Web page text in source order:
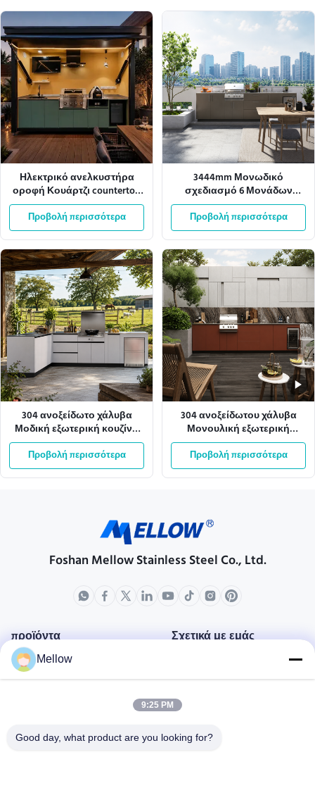
Ηλεκτρικό ανελκυστήρα
οροφή Κουάρτζι countertop
εξωτερική κουζίνα ντουλάπι
αλουμινίου
Προβολή περισσότερα
3444mm Μονωδικό
σχεδιασμό 6 Μονάδων
Γραφείο Σκεπή Εξωτερική
κουζίνα
Προβολή περισσότερα
304 ανοξείδωτο χάλυβα
Μοδική εξωτερική κουζίνα
με αντοχή στις καιρικές
συνθήκες
Προβολή περισσότερα
304 ανοξείδωτου χάλυβα
Μονουλική εξωτερική
κουζίνα BBQ για χρήση σε
κλαμπ-house
Προβολή περισσότερα
Foshan Mellow Stainless Steel Co., Ltd.
προϊόντα Σχετικά με εμάς
Ποιοτικός έλεγχος
Περιπτώσεις
Mellow
9:25 PM
Good day, what product are you looking for?